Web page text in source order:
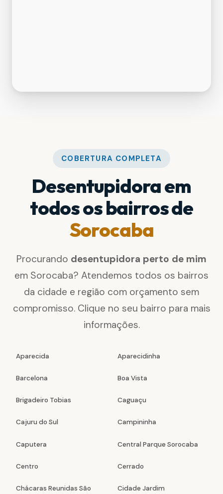
COBERTURA COMPLETA
Desentupidora em
todos os bairros de
Sorocaba
Procurando desentupidora perto de mim
em Sorocaba? Atendemos todos os bairros
da cidade e região com orçamento sem
compromisso. Clique no seu bairro para mais
informações.
Aparecida Aparecidinha
Barcelona Boa Vista
Brigadeiro Tobias Caguaçu
Cajuru do Sul Campininha
Caputera Central Parque Sorocaba
Centro Cerrado
Chácaras Reunidas São Cidade Jardim